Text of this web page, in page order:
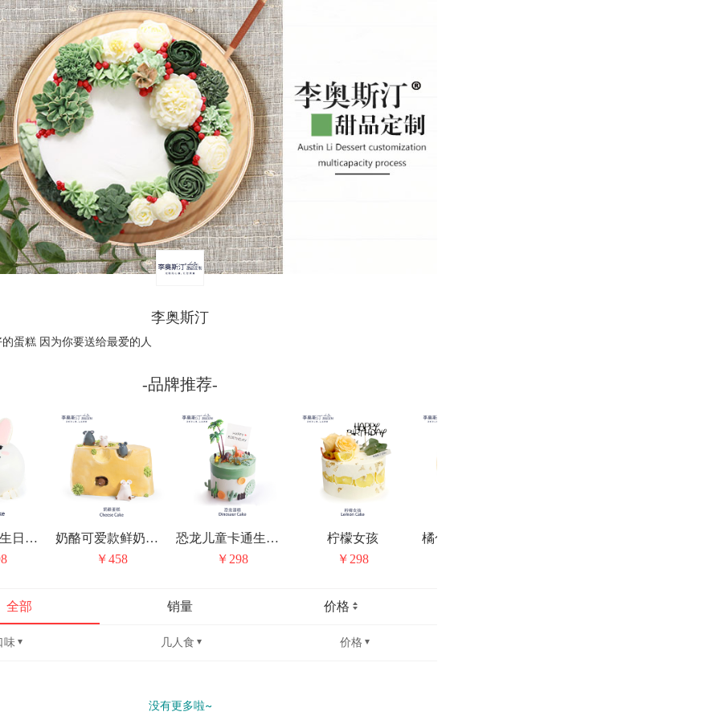
李奥斯汀
蛋糕 因为你要送给最爱的人
-品牌推荐-
小白兔生肖生日蛋糕
奶酪可爱款鲜奶生日蛋糕
￥458
恐龙儿童卡通生日蛋糕
￥298
柠檬女孩
￥298
橘色韩式裱花蛋糕
全部 销量 价格
味 几人食 价格
没有更多啦~